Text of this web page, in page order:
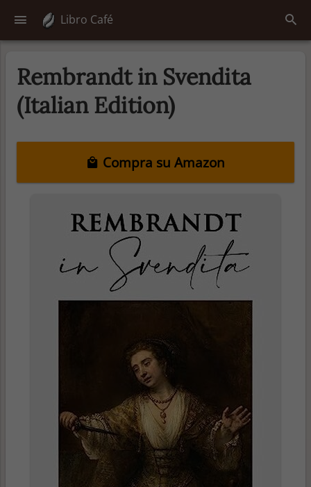
Libro Café
Rembrandt in Svendita
(Italian Edition)
Compra su Amazon